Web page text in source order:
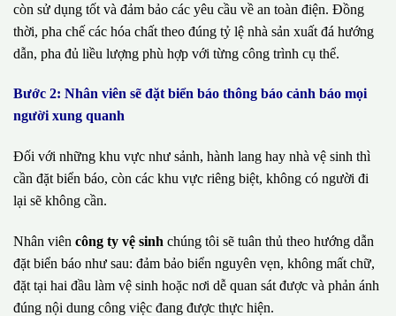
còn sử dụng tốt và đảm bảo các yêu cầu về an toàn điện. Đồng
thời, pha chế các hóa chất theo đúng tỷ lệ nhà sản xuất đá hướng
dẫn, pha đủ liều lượng phù hợp với từng công trình cụ thể.
Bước 2: Nhân viên sẽ đặt biển báo thông báo cảnh báo mọi
người xung quanh
Đối với những khu vực như sảnh, hành lang hay nhà vệ sinh thì
cần đặt biển báo, còn các khu vực riêng biệt, không có người đi
lại sẽ không cần.
Nhân viên công ty vệ sinh chúng tôi sẽ tuân thủ theo hướng dẫn
đặt biển báo như sau: đảm bảo biển nguyên vẹn, không mất chữ,
đặt tại hai đầu làm vệ sinh hoặc nơi dễ quan sát được và phản ánh
đúng nội dung công việc đang được thực hiện.